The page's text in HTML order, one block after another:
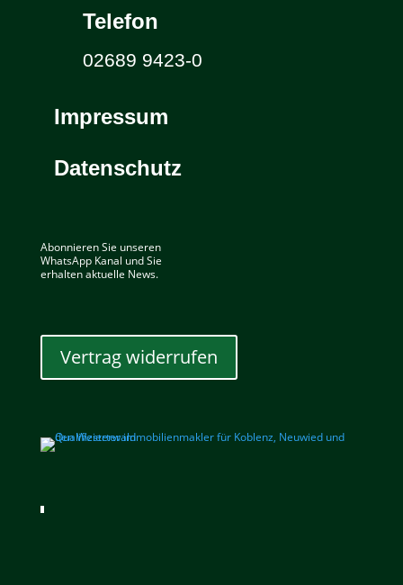
Telefon
02689 9423-0
Impressum
Datenschutz
Abonnieren Sie unseren
WhatsApp Kanal und Sie
erhalten aktuelle News.
Vertrag widerrufen